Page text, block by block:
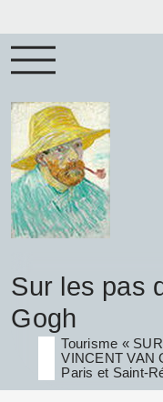
Sur les pas
Gogh
Tourisme «
VINCENT VAN
Paris et Saint-